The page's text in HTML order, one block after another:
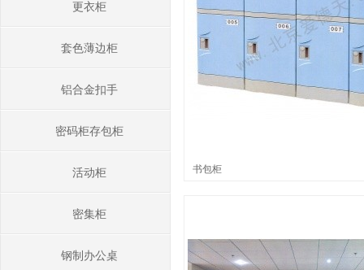
更衣柜
套色薄边柜
铝合金扣手
密码柜存包柜
活动柜
密集柜
钢制办公桌
书包柜